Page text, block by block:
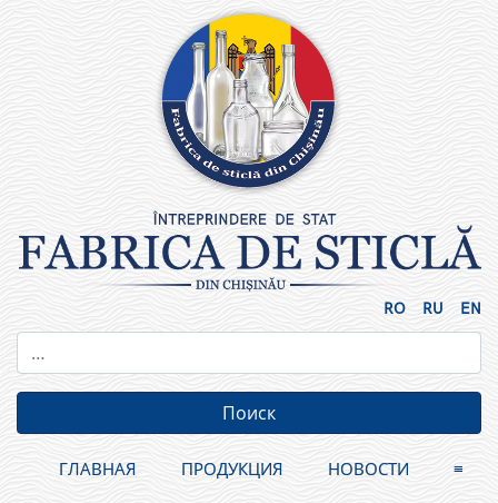
RO RU EN
ГЛАВНАЯ ПРОДУКЦИЯ НОВОСТИ ≡